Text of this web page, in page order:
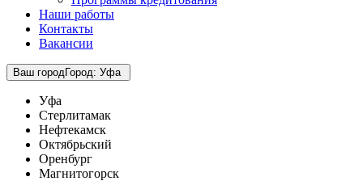
Наши работы
Контакты
Вакансии
Ваш городГород: Уфа
Уфа
Стерлитамак
Нефтекамск
Октябрьский
Оренбург
Магнитогорск